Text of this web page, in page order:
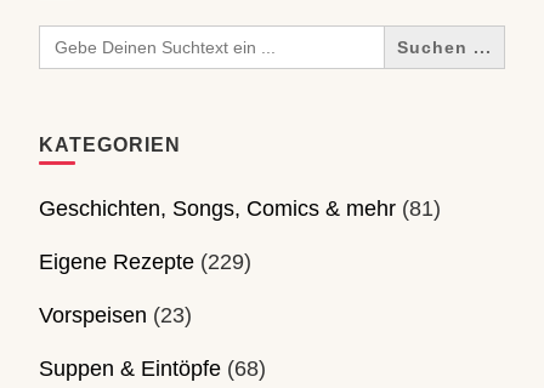
Search
for:
KATEGORIEN
Geschichten, Songs, Comics & mehr (81)
Eigene Rezepte (229)
Vorspeisen (23)
Suppen & Eintöpfe (68)